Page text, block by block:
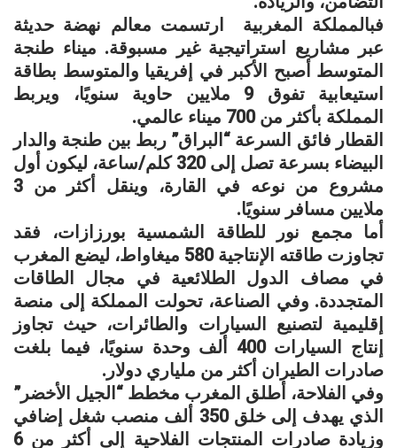
فبالمملكة المغربية ارتسمت معالم نهضة حديثة
عبر مشاريع استراتيجية غير مسبوقة. ميناء طنجة
المتوسط أصبح الأكبر في إفريقيا والمتوسط بطاقة
استيعابية تفوق 9 ملايين حاوية سنويًا، ويربط
المملكة بأكثر من 700 ميناء عالمي.
القطار فائق السرعة “البراق” ربط بين طنجة والدار
البيضاء بسرعة تصل إلى 320 كلم/ساعة، ليكون أول
مشروع من نوعه في القارة، وينقل أكثر من 3
ملايين مسافر سنويًا.
أما مجمع نور للطاقة الشمسية بورزازات، فقد
تجاوزت طاقته الإنتاجية 580 ميغاواط، ليضع المغرب
في مصاف الدول الطلائعية في مجال الطاقات
المتجددة. وفي الصناعة، تحولت المملكة إلى منصة
إقليمية لتصنيع السيارات والطائرات، حيث تجاوز
إنتاج السيارات 400 ألف وحدة سنويًا، فيما بلغت
صادرات الطيران أكثر من ملياري دولار.
وفي الفلاحة، أطلق المغرب مخطط “الجيل الأخضر”
الذي يهدف إلى خلق 350 ألف منصب شغل إضافي
وزيادة صادرات المنتجات الفلاحية إلى أكثر من 6